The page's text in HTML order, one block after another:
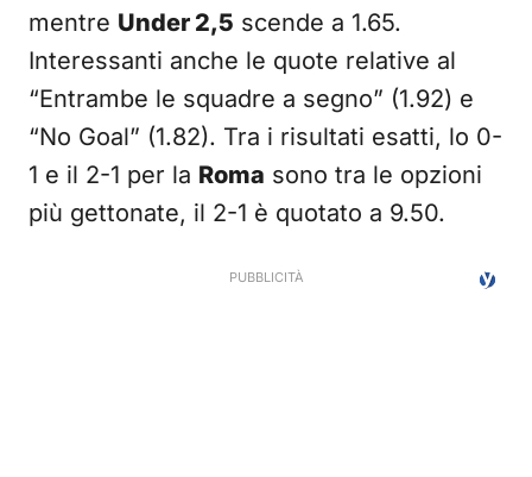
mentre Under 2,5 scende a 1.65.
Interessanti anche le quote relative al
“Entrambe le squadre a segno” (1.92) e
“No Goal” (1.82). Tra i risultati esatti, lo 0-
1 e il 2-1 per la Roma sono tra le opzioni
più gettonate, il 2-1 è quotato a 9.50.